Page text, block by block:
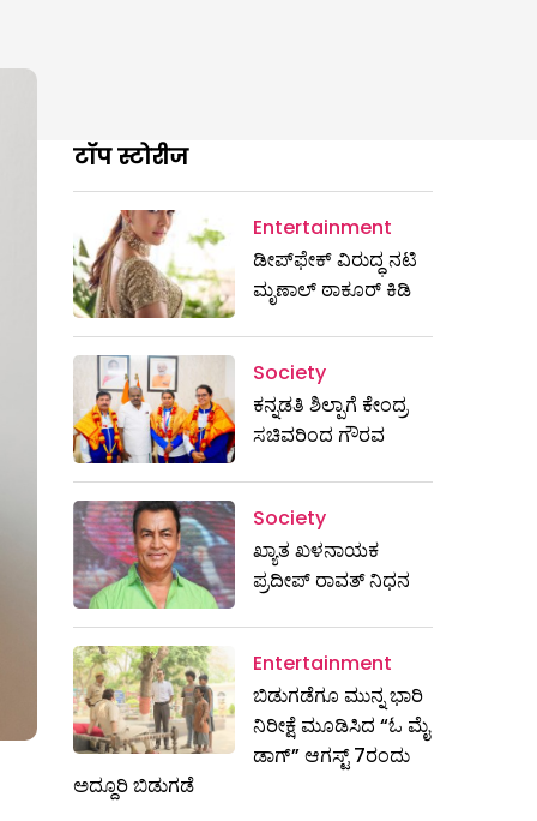
टॉप स्टोरीज
Entertainment
ಡೀಪ್‌ಫೇಕ್ ವಿರುದ್ಧ ನಟಿ
ಮೃಣಾಲ್ ಠಾಕೂರ್ ಕಿಡಿ
Society
ಕನ್ನಡತಿ ಶಿಲ್ಪಾಗೆ ಕೇಂದ್ರ
ಸಚಿವರಿಂದ ಗೌರವ
Society
ಖ್ಯಾತ ಖಳನಾಯಕ
ಪ್ರದೀಪ್ ರಾವತ್‌ ನಿಧನ
Entertainment
ಬಿಡುಗಡೆಗೂ ಮುನ್ನ ಭಾರಿ
ನಿರೀಕ್ಷೆ ಮೂಡಿಸಿದ “ಓ ಮೈ
ಡಾಗ್” ಆಗಸ್ಟ್ 7ರಂದು
ಅದ್ದೂರಿ ಬಿಡುಗಡೆ